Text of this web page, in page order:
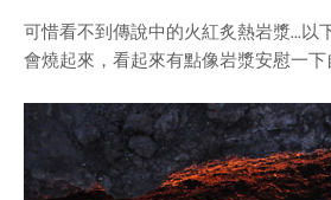
可惜看不到傳說中的火紅炙熱岩漿...以
會燒起來，看起來有點像岩漿安慰一下